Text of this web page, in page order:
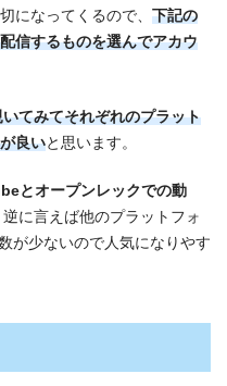
になってくるので、 下記の
信するものを選んでアカウ
てみてそれぞれのプラット
良いと思います。
とオープンレックでの動
逆に言えば他のプラットフォ
が少ないので人気になりやす